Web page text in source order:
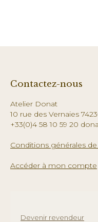
Contactez-nous
Atelier Donat
10 rue des Vernaies
+33(0)4 58 10 59 20
Conditions générales
Accéder à mon compte
Devenir revendeur